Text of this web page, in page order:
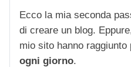
Ecco la mia seconda
di creare un blog.
mio sito hanno raggiunto
ogni giorno.